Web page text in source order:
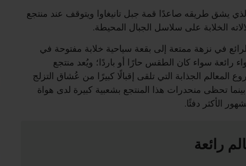
الذي يشق طريقه صاعدًا قمة جبل تانيغاوا ويتوقف عند منتجع
الخلابة على سلاسل الجبال المحيطة.
في نزهة ممتعة إلى بقعة سياحية خلابة مفتوحة في
رائعة سواء كان الطقس حارًا أو باردًا؛ ويُعد منتجع
المعالم الجذابة التي تلقى إقبالًا كبيرًا من عُشاق التزلج
تحظى منحدرات هذا المنتجع بشعبية كبيرة لدى هواة
الأكثر دفئًا.
رائعة